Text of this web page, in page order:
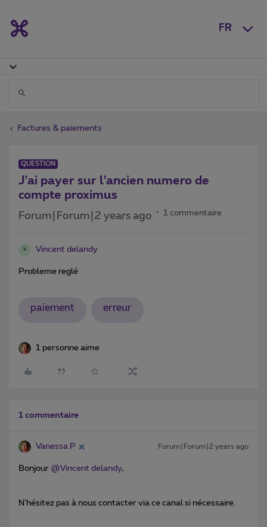
FR
Factures & paiements
QUESTION
J'ai payer sur l'ancien numero de
compte proximus
Forum|Forum|2 years ago 1 commentaire
V Vincent delandy
Probleme reglé
paiement erreur
1 personne aime
1 commentaire
Vanessa P Forum|Forum|2 years ago
Bonjour @Vincent delandy,
N’hésitez pas à nous contacter via ce canal si nécessaire.